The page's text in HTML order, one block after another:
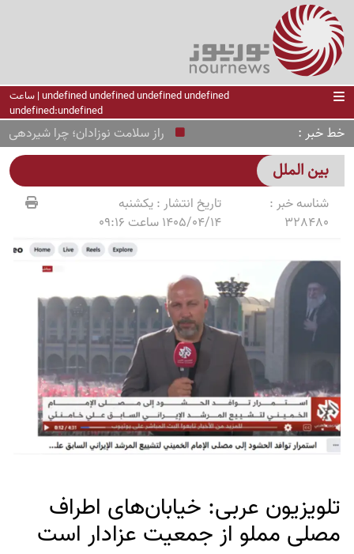
undefined undefined undefined undefined | ساعت
undefined:undefined
خط خبر راز سلامت نوزادان؛ چرا شیردهی
بین الملل
شناسه خبر :
328480
تاریخ انتشار :یکشنبه
1405/04/14 ساعت 09:16
تلویزیون عربی: خیابان‌های اطراف
مصلی مملو از جمعیت عزادار است